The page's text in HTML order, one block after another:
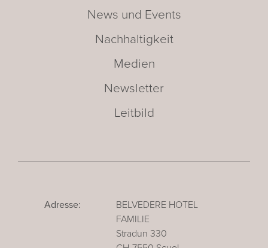
News und Events
Nachhaltigkeit
Medien
Newsletter
Leitbild
Adresse:
BELVEDERE HOTEL
FAMILIE
Stradun 330